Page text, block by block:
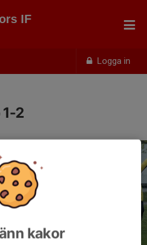
Logga in
IF
2
kakor